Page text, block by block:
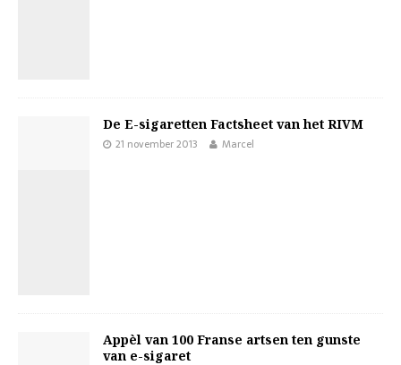
De E-sigaretten Factsheet van het RIVM
21 november 2013 Marcel
Appèl van 100 Franse artsen ten gunste
van e-sigaret